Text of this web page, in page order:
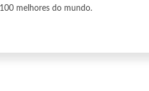
melhores do mundo.